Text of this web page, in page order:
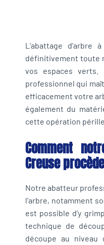
L’abattage
définitivement toute
vos espaces verts.
professionnel qui
efficacement votre
également du
cette opération
Comment
Creuse
Notre abatteur
l’arbre, notamment
est possible d’y
technique de
découpe au